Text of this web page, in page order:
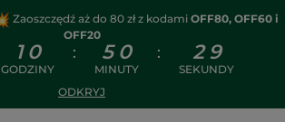
Zaoszczędź aż do 80 zł z kodami OFF80, OFF60 i
OFF20
1 0
GODZINY
: 5 0
MINUTY
: 2 9
SEKUNDY
ODKRYJ